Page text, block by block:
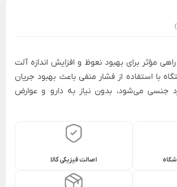
مؤثر برای بهبود نعوظ و افزایش اندازه آلت
با استفاده از فشار منفی باعث بهبود جریان
جنسی می‌شود، بدون نیاز به دارو و عوارض
اصالت فیزیکی کالا